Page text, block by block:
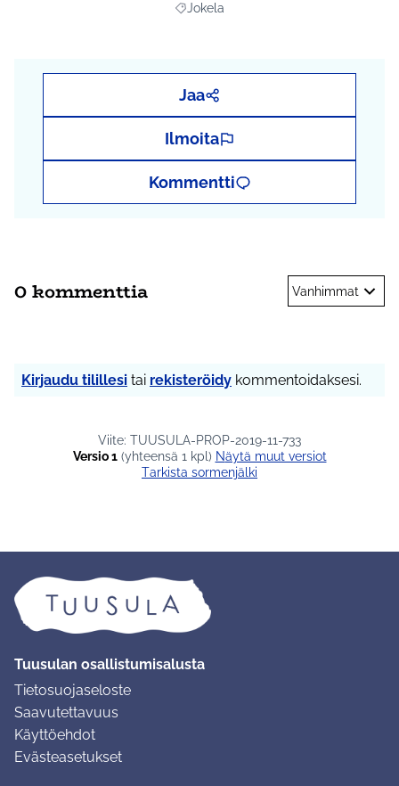
Rajaa tulokset aihepiirin mukaan:
Jokela
Jaa
Ilmoita
Kommentti
0 kommenttia Vanhimmat
Kirjaudu tilillesi tai rekisteröidy kommentoidaksesi.
Viite: TUUSULA-PROP-2019-11-733
Versio 1(yhteensä 1 kpl)
näytä muut versiot
Tarkista sormenjälki
Tuusulan osallistumisalusta
Tietosuojaseloste
Saavutettavuus
Käyttöehdot
Evästeasetukset